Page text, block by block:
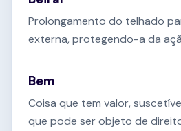
Prolongamento do telhado
externa, protegendo-a da
Bem
Coisa que tem valor,
que pode ser objeto de